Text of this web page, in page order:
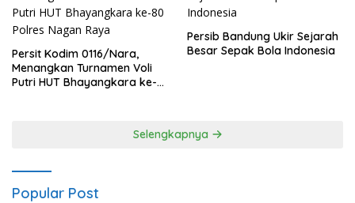
Persit Kodim 0116/Nara,
Menangkan Turnamen Voli
Putri HUT Bhayangkara ke-
Persib Bandung Ukir Sejarah
Besar Sepak Bola Indonesia
Selengkapnya
Popular Post